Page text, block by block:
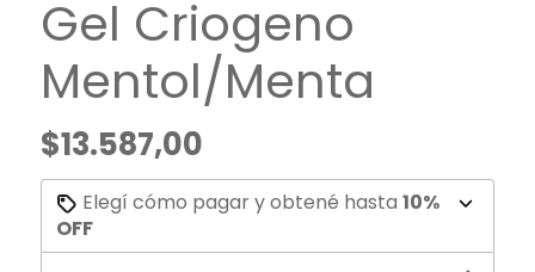
Gel Criogeno
Mentol/Menta
$13.587,00
Elegí cómo pagar y obtené hasta 10%
OFF